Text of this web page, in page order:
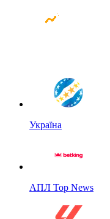
Україна
АПЛ Top News